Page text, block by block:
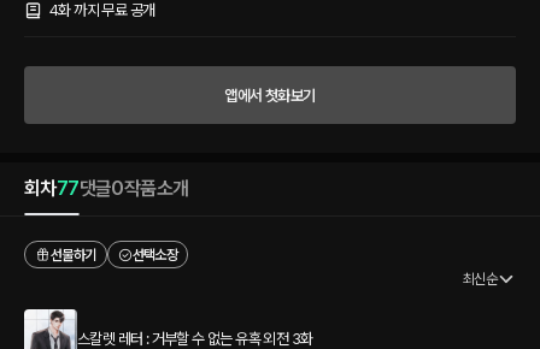
만. “잘 생각해 봐. 내가 왜 이러는지. 앞으로 잘 지내 보자, 은희수.” 그와 동시에 조건부 4화 까지 무료 공개
앱에서 첫화보기
회차77댓글0작품소개
선물하기
선택소장
최신순
스칼렛 레터 : 거부할 수 없는 유혹 외전 3화